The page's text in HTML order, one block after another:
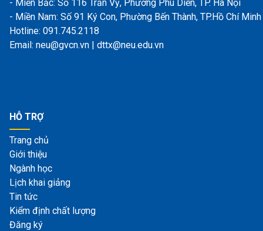
- Miền Bắc: Số 116 Trần Vỹ, Phường Phú Diễn, TP. Hà Nội
- Miền Nam: Số 91 Ký Con, Phường Bến Thành, TP.Hồ Chí Minh
Hotline: 091.745.2118
Email: neu@gvcn.vn | dttx@neu.edu.vn
HỖ TRỢ
Trang chủ
Giới thiệu
Ngành học
Lịch khai giảng
Tin tức
Kiểm định chất lượng
Đăng ký